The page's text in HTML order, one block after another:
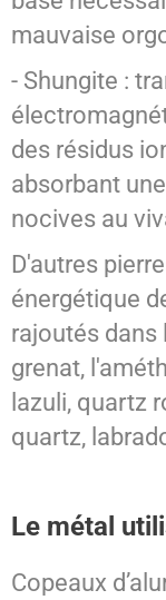
mauvaise
- Shungite :
des résidus
absorbant
nocives au
D'autres
énergétique
rajoutés dans
grenat,
lazuli, quartz
quartz,
Le métal
Copeaux